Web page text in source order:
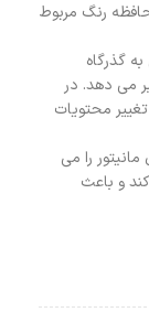
رنگ مربوط
گذرگاه
می دهد. در
محتویات
را می
و باعث